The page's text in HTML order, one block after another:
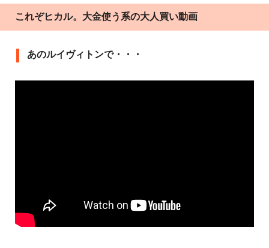
これぞヒカル。大金使う系の大人買い動画
あのルイヴィトンで・・・